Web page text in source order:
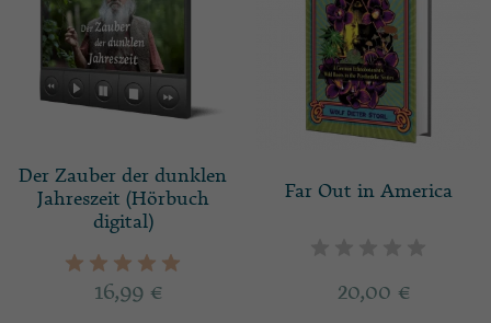
Der Zauber der dunklen
Jahreszeit (Hörbuch
digital)
16,99 €
Far Out in America
20,00 €